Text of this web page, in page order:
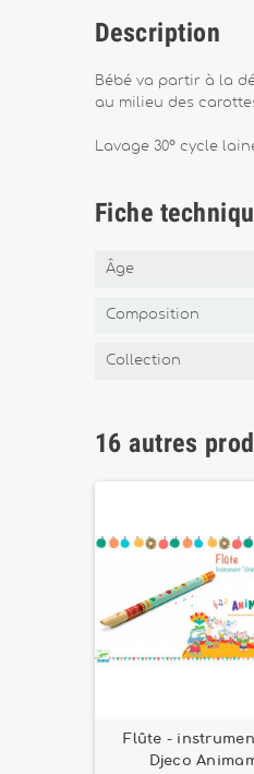
Description
Bébé va partir à la
au milieu des
Lavage 30° cycle
Fiche
Âge
Composition
Collection
16 autres
Flûte -
Djeco